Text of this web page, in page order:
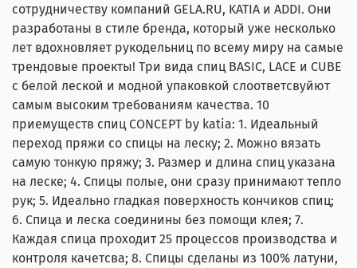
сотрудничеству компаний GELA.RU, KATIA и ADDI. Они
разработаны в стиле бренда, который уже несколько
лет вдохновляет рукодельниц по всему миру на самые
трендовые проекты! Три вида спиц BASIC, LACE и CUBE
с белой леской и модной упаковкой слоответсвуйют
самым высоким требованиям качества. 10
приемуществ спиц CONCEPT by katia: 1. Идеальный
переход пряжи со спицы на леску; 2. Можно вязать
самую тонкую пряжу; 3. Размер и длина спиц указана
на леске; 4. Спицы полые, они сразу принимают тепло
рук; 5. Идеально гладкая поверхность кончиков спиц;
6. Спица и леска соединины без помощи клея; 7.
Каждая спица проходит 25 процессов производства и
контроля качетсва; 8. Спицы сделаны из 100% латуни,